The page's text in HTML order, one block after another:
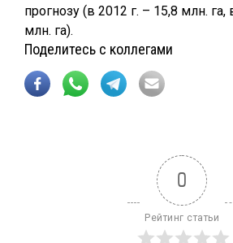
прогнозу (в 2012 г. – 15,8 млн. га,
млн. га).
Поделитесь с коллегами
0
Рейтинг статьи